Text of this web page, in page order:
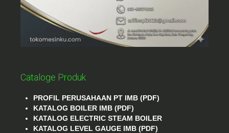
Cataloge Produk
PROFIL PERUSAHAAN PT IMB (PDF)
KATALOG BOILER IMB (PDF)
KATALOG ELECTRIC STEAM BOILER
KATALOG LEVEL GAUGE IMB (PDF)